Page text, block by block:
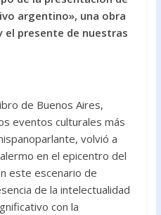
argentino», una obra
presente de nuestras
de Buenos Aires,
eventos culturales más
volvió a
en el epicentro del
este escenario de
de la intelectualidad
con la